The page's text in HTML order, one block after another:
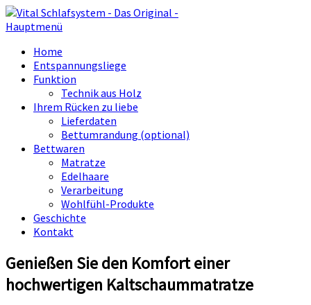
Hauptmenü
Home
Entspannungsliege
Funktion
Technik aus Holz
Ihrem Rücken zu liebe
Lieferdaten
Bettumrandung (optional)
Bettwaren
Matratze
Edelhaare
Verarbeitung
Wohlfühl-Produkte
Geschichte
Kontakt
Genießen Sie den Komfort einer
hochwertigen Kaltschaummatratze